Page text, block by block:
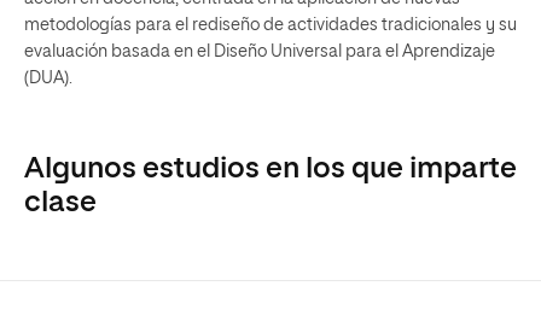
metodologías para el rediseño de actividades tradicionales y su
evaluación basada en el Diseño Universal para el Aprendizaje
(DUA).
Algunos estudios en los que imparte
clase